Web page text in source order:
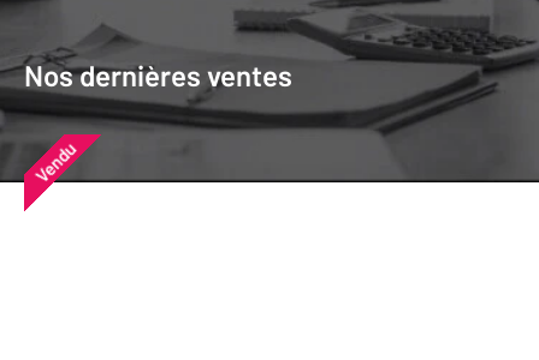
Nos dernières ventes
Nos dernières ventes
Nos derniers biens vendus près de
chez vous
Vendu